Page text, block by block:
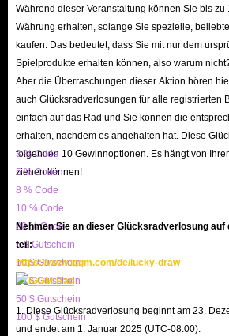
Elite-Spielerobjekt Saison 1
Cover-Athlet Elite MUT-Spielerobjekt
Superstar Legendärer XP-Boost
Exklusives Spielerkartenobjekt
Franchise-Coach-Fähigkeitspunkte
3. MVP-Paket – 149,99 $
College Football 26 Deluxe Edition
Madden NFL 26 Deluxe Edition (Vollversion)
Alle Vorbestellerboni beider Spiele
Bitte beachten Sie, dass einige Vorbestellerboni
Fristen gültig. Beispielsweise müssen Sie bis
vorbestellen, um das Elite-Spieler-Item der 1.
Edition-Bonus zu erhalten.
Während dieser Veranstaltung können Sie bis zu
Währung erhalten, solange Sie spezielle,
kaufen. Das bedeutet, dass Sie mit nur dem
Spielprodukte erhalten können, also warum
Aber die Überraschungen dieser Aktion hören
auch Glücksradverlosungen für alle registrierten
einfach auf das Rad und Sie können die
erhalten, nachdem es angehalten hat. Diese
folgenden 10 Gewinnoptionen. Es hängt von
ziehen können!
3 % Code
5 % Code
8 % Code
10 % Code
20 % Code
5 $ Gutschein
10 $ Gutschein
20 $ Gutschein
50 $ Gutschein
100 $ Gutschein
Nehmen Sie an dieser Glücksradverlosung
teil:
https://www.iggm.com/de/lucky-draw
1. Diese Glücksradverlosung beginnt am 23.
und endet am 1. Januar 2025 (UTC-08:00).